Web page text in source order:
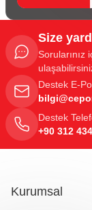
Size
Destek E-
Destek
+90 312
Kurumsal